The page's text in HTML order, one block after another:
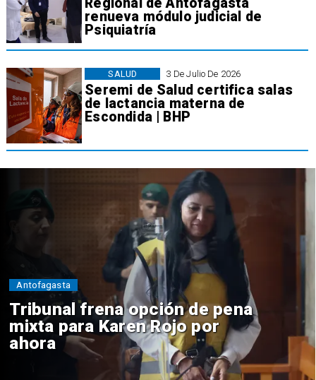
renueva módulo judicial de
Psiquiatría
3 De Julio De 2026
Seremi de Salud certifica salas
de lactancia materna de
Escondida | BHP
SALUD
Tribunal frena opción de pena
mixta para Karen Rojo por
ahora
Antofagasta